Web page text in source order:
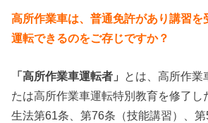
高所作業車は、普通免許があり講習を
運転できるのをご存じですか？
「高所作業車運転者」 とは、高所作業
たは高所作業車運転特別教育を修了し
生法第61条、第76条（技能講習）、